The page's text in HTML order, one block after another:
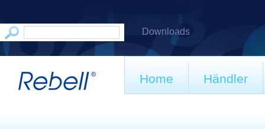
Downloads
Home Händler